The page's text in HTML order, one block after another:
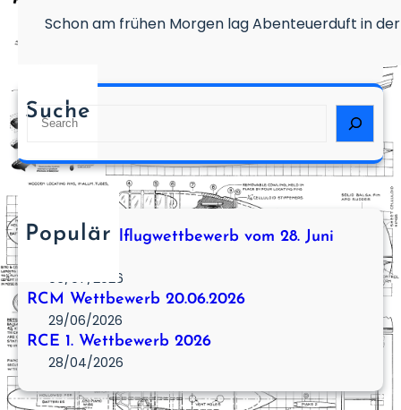
Schon am frühen Morgen lag Abenteuerduft in
Suche
S
a
r
h
Populär
2. RCE Segelflugwettbewerb vom 28. Juni
06/07/2026
RCM Wettbewerb 20.06.2026
29/06/2026
RCE 1. Wettbewerb 2026
28/04/2026